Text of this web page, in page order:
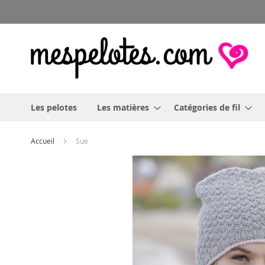
au
Les pelotes Les matières Catégories de fil
Accueil Sue